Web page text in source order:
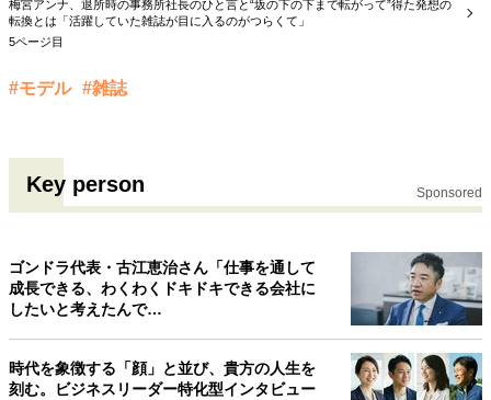
梅宮アンナ、退所時の事務所社長のひと言と“坂の下の下まで転がって”得た発想の
転換とは「活躍していた雑誌が目に入るのがつらくて」
5ページ目
#モデル #雑誌
Key person Sponsored
ゴンドラ代表・古江恵治さん「仕事を通して
成長できる、わくわくドキドキできる会社に
したいと考えたんで…
時代を象徴する「顔」と並び、貴方の人生を
刻む。ビジネスリーダー特化型インタビュー